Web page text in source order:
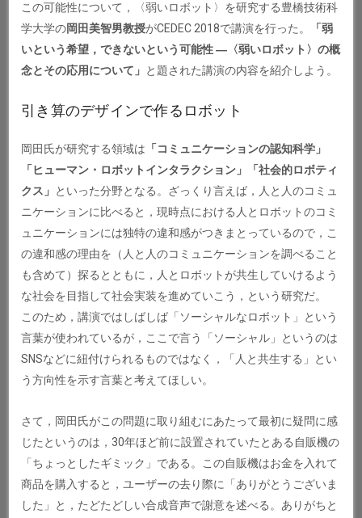
この可能性について，〈弱いロボット〉を研究する豊橋技術科
学大学の岡田美智男教授がCEDEC 2018で講演を行った。
「弱
いという希望，できないという可能性 ―〈弱いロボット〉の概
念とその応用について」 と題された講演の内容を紹介しよう。
引き算のデザインで作るロボット
岡田氏が研究する領域は 「コミュニケーションの認知科学」
「ヒューマン・ロボットインタラクション」「社会的ロボティ
クス」 といった分野となる。ざっくり言えば，人と人のコミュ
ニケーションに比べると，現時点における人とロボットのコミ
ュニケーションには独特の違和感がつきまとっているので，こ
の違和感の理由を（人と人のコミュニケーションを調べること
も含めて）探るとともに，人とロボットが共生していけるよう
な社会を目指して社会実装を進めていこう，という研究だ。
このため，講演ではしばしば「ソーシャルなロボット」という
言葉が使われているが，ここで言う「ソーシャル」というのは
SNSなどに紐付けられるものではなく，「人と共生する」とい
う方向性を示す言葉と考えてほしい。
さて，岡田氏がこの問題に取り組むにあたって最初に疑問に感
じたというのは，30年ほど前に設置されていたとある自販機の
「ちょっとしたギミック」である。この自販機はお金を入れて
商品を購入すると，ユーザーの去り際に「ありがとうございま
した」と，たどたどしい合成音声で謝意を述べる。ありがちと